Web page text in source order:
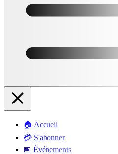
🏠 Accueil
💳 S'abonner
📅 Événements